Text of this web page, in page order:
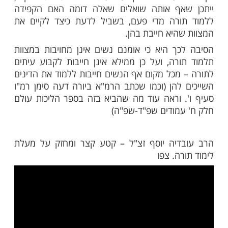
עוד תוכן חדש ומפתיע! התחברו לכל
שלנו בתהילים בלחיצה כאן >>>​
בבית דין של מעלה את אותן השאלות
מלבד שאלת "קבעת עיתים לתורה",
את האישה על עניין הצניעות.
לא נתבאר אם אכן נשאלת האישה בבית
האם קבעה עיתים לתורה. ומכל מקום,
מדי פעם, בשביל לדעת כיצד לקיים את
חייבת בהן.